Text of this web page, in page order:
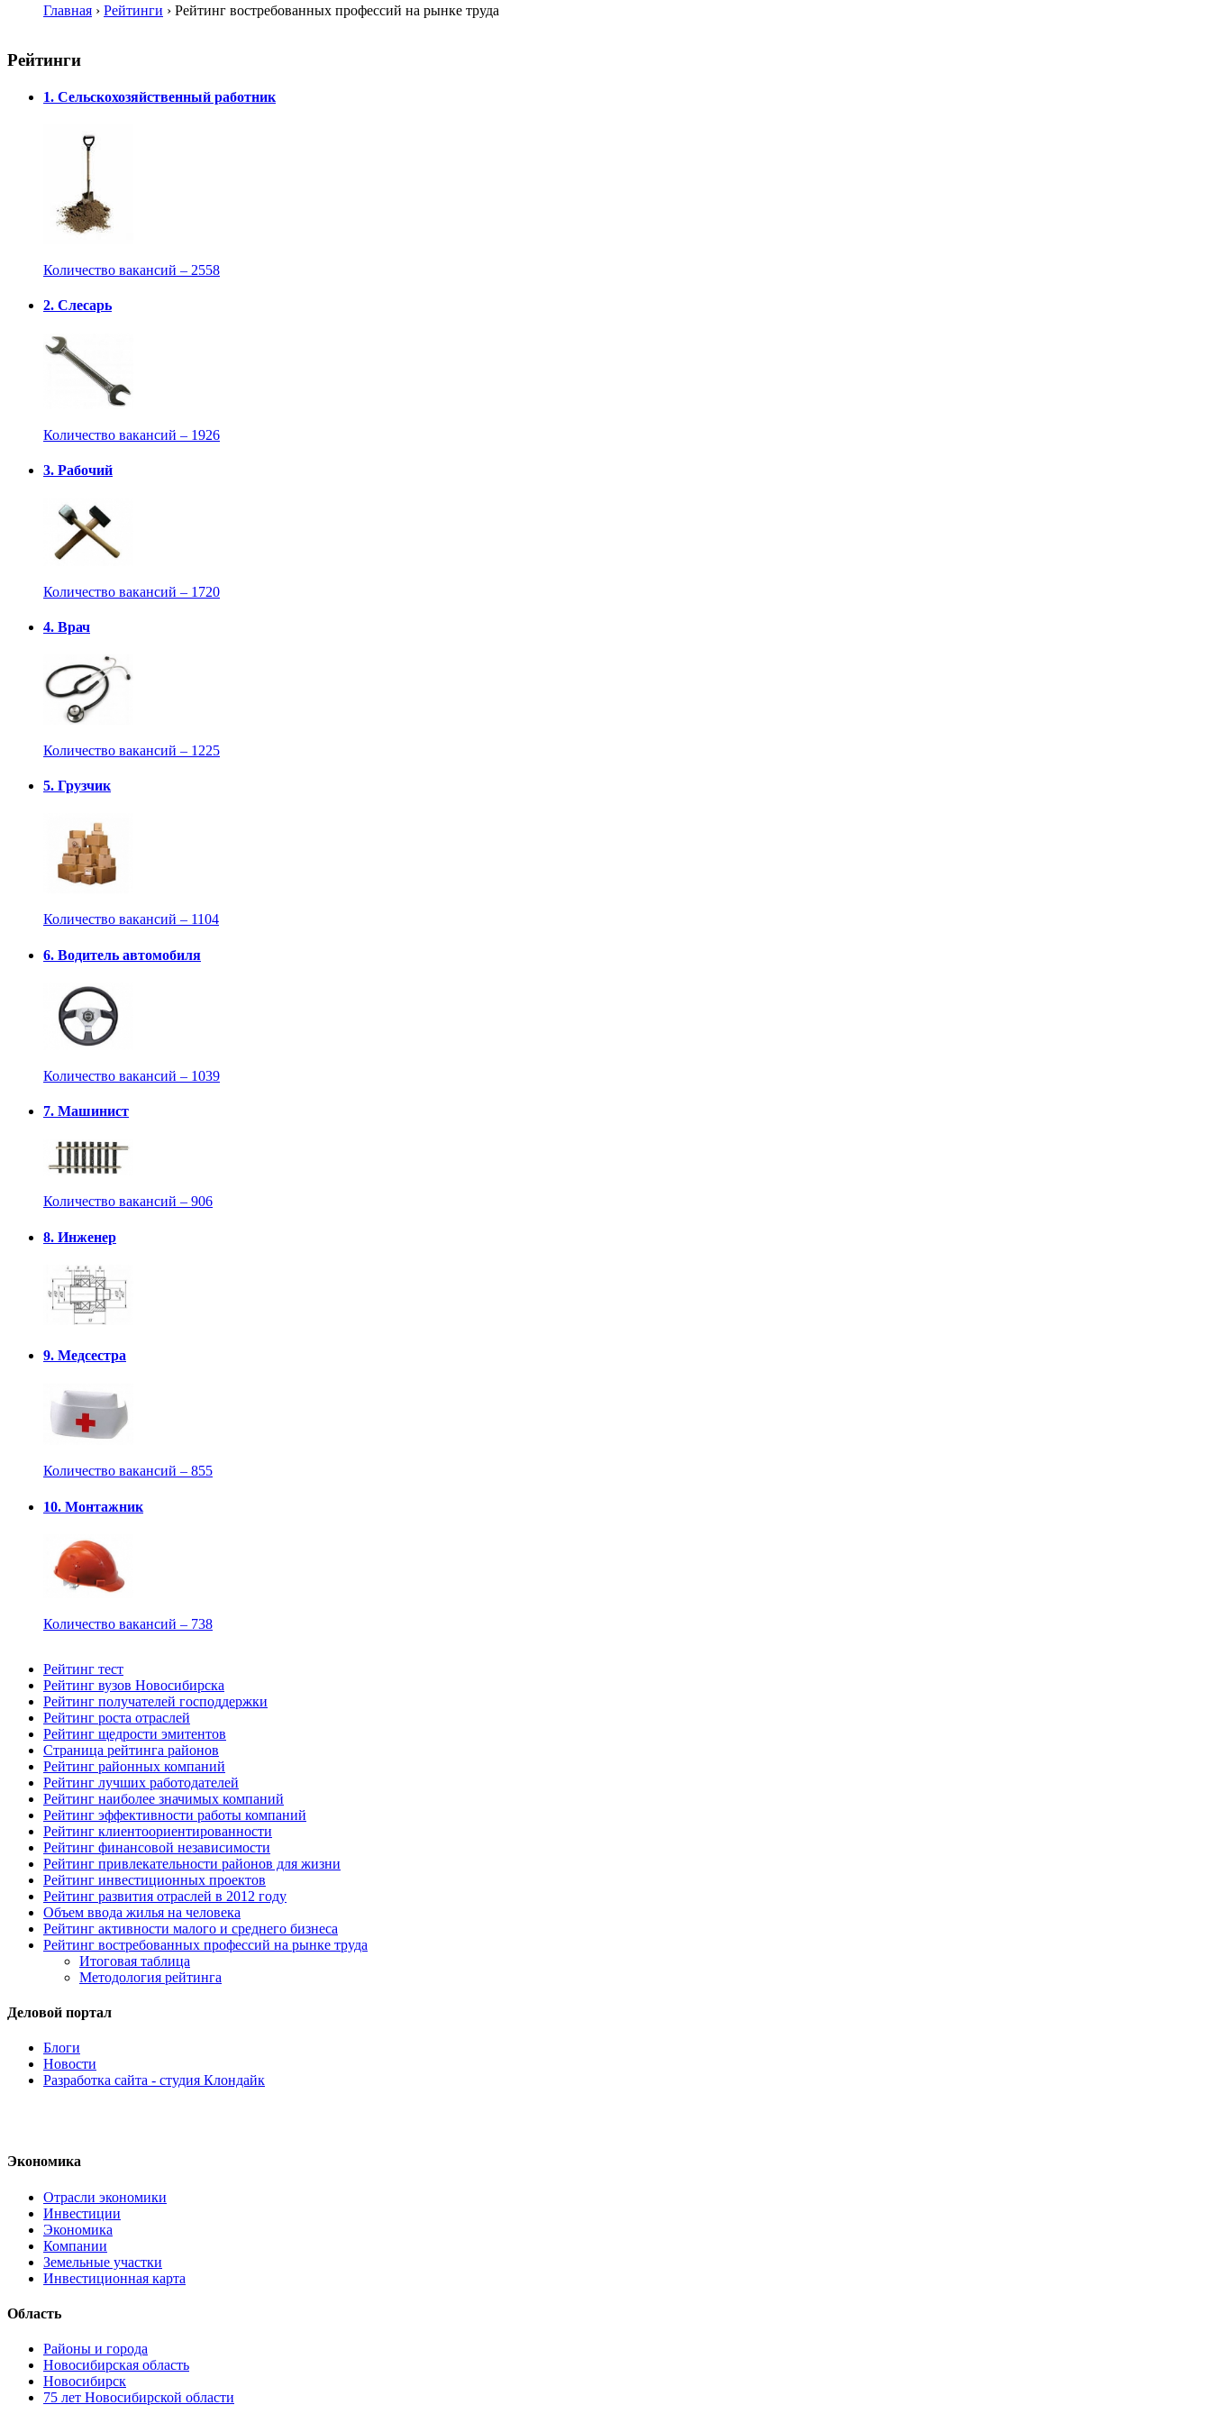
Главная › Рейтинги › Рейтинг востребованных профессий на рынке труда
Рейтинги
1. Сельскохозяйственный работник
Количество вакансий – 2558
2. Слесарь
Количество вакансий – 1926
3. Рабочий
Количество вакансий – 1720
4. Врач
Количество вакансий – 1225
5. Грузчик
Количество вакансий – 1104
6. Водитель автомобиля
Количество вакансий – 1039
7. Машинист
Количество вакансий – 906
8. Инженер
9. Медсестра
Количество вакансий – 855
10. Монтажник
Количество вакансий – 738
Рейтинг тест
Рейтинг вузов Новосибирска
Рейтинг получателей господдержки
Рейтинг роста отраслей
Рейтинг щедрости эмитентов
Страница рейтинга районов
Рейтинг районных компаний
Рейтинг лучших работодателей
Рейтинг наиболее значимых компаний
Рейтинг эффективности работы компаний
Рейтинг клиентоориентированности
Рейтинг финансовой независимости
Рейтинг привлекательности районов для жизни
Рейтинг инвестиционных проектов
Рейтинг развития отраслей в 2012 году
Объем ввода жилья на человека
Рейтинг активности малого и среднего бизнеса
Рейтинг востребованных профессий на рынке труда
Итоговая таблица
Методология рейтинга
Деловой портал
Блоги
Новости
Разработка сайта - студия Клондайк
Экономика
Отрасли экономики
Инвестиции
Экономика
Компании
Земельные участки
Инвестиционная карта
Область
Районы и города
Новосибирская область
Новосибирск
75 лет Новосибирской области